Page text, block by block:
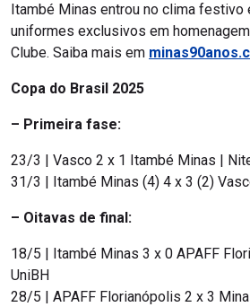
Itambé Minas entrou no clima festivo
uniformes exclusivos em
Clube. Saiba mais em
Copa do Brasil 2025
– Primeira fase:
23/3 | Vasco 2 x 1 Itambé Minas |
31/3 | Itambé Minas (4) 4 x 3 (2)
– Oitavas de final:
18/5 | Itambé Minas 3 x 0 APAFF
UniBH
28/5 | APAFF Florianópolis 2 x 3